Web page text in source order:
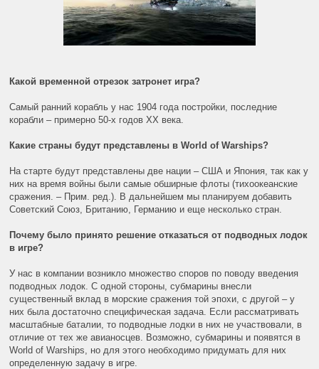
Какой временной отрезок затронет игра?
Самый ранний корабль у нас 1904 года постройки, последние
корабли – примерно 50-х годов ХХ века.
Какие страны будут представлены в World of Warships?
На старте будут представлены две нации – США и Япония, так как у
них на время войны были самые обширные флоты (тихоокеанские
сражения. – Прим. ред.). В дальнейшем мы планируем добавить
Советский Союз, Британию, Германию и еще несколько стран.
Почему было принято решение отказаться от подводных лодок
в игре?
У нас в компании возникло множество споров по поводу введения
подводных лодок. С одной стороны, субмарины внесли
существенный вклад в морские сражения той эпохи, с другой – у
них была достаточно специфическая задача. Если рассматривать
масштабные баталии, то подводные лодки в них не участвовали, в
отличие от тех же авианосцев. Возможно, субмарины и появятся в
World of Warships, но для этого необходимо придумать для них
определенную задачу в игре.